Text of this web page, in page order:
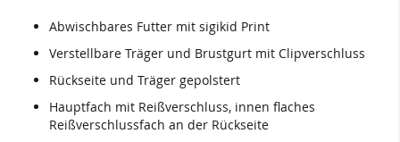
Abwischbares Futter mit sigikid Print
Verstellbare Träger und Brustgurt mit Clipverschluss
Rückseite und Träger gepolstert
Hauptfach mit Reißverschluss, innen flaches
Reißverschlussfach an der Rückseite